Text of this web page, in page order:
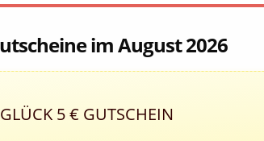
im August 2026
5 € GUTSCHEIN